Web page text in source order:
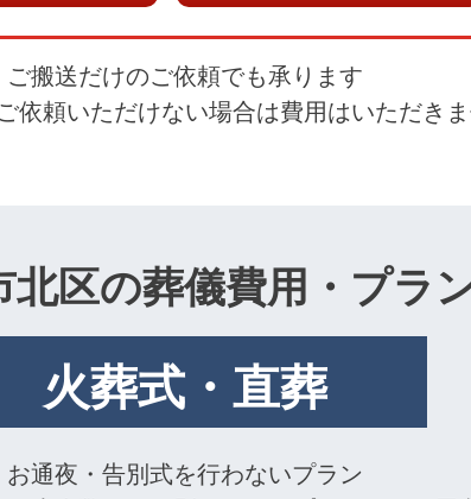
ご搬送だけのご依頼でも承ります
依頼いただけない場合は費用はいただき
北区の葬儀費用・プラ
火葬式・直葬
お通夜・告別式を行わないプラン